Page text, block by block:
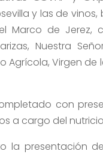
y las de vinos,
Marco de Jerez,
Nuestra
Agrícola, Virgen de
con
a cargo del
la presentación